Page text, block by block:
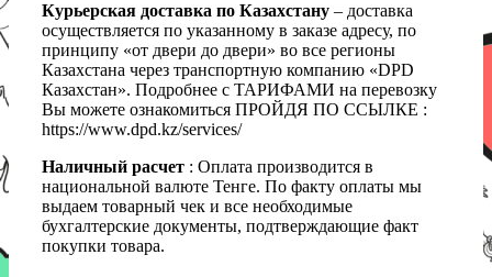
Курьерская доставка по Казахстану – доставка
осуществляется по указанному в заказе адресу, по
принципу «от двери до двери» во все регионы
Казахстана через транспортную компанию «DPD
Казахстан». Подробнее с ТАРИФАМИ на перевозку
Вы можете ознакомиться ПРОЙДЯ ПО ССЫЛКЕ :
https://www.dpd.kz/services/
Наличный расчет : Оплата производится в
национальной валюте Тенге. По факту оплаты мы
выдаем товарный чек и все необходимые
бухгалтерские документы, подтверждающие факт
покупки товара.